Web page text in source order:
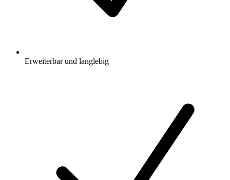
Erweiterbar und langlebig